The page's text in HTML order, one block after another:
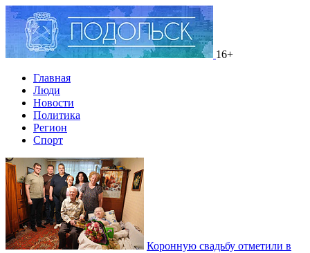
16+
Главная
Люди
Новости
Политика
Регион
Спорт
Коронную свадьбу отметили в